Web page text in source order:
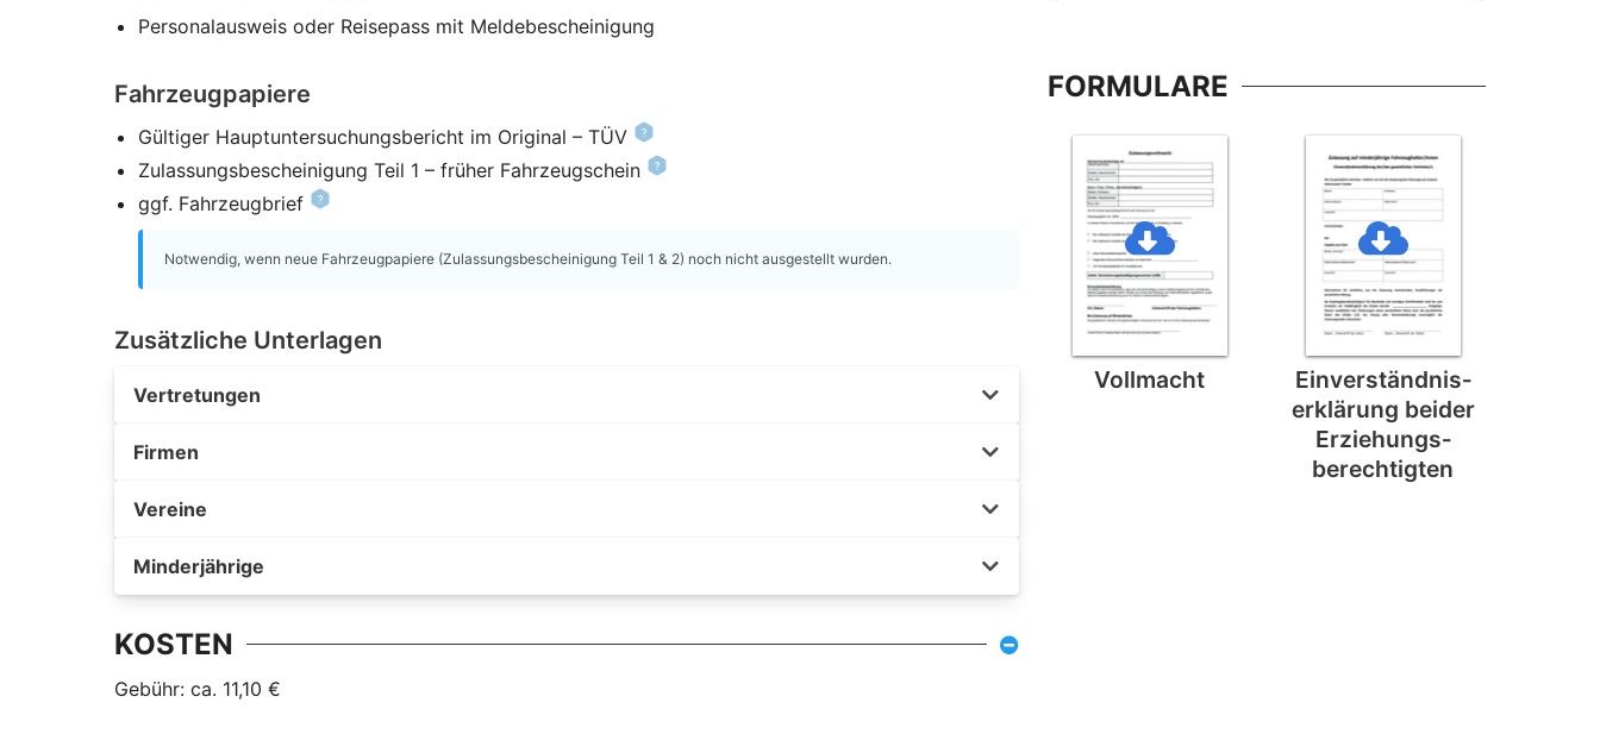
Personalausweis oder Reisepass mit Meldebescheinigung
Fahrzeugpapiere
Gültiger Hauptuntersuchungsbericht im Original – TÜV
Zulassungsbescheinigung Teil 1 – früher Fahrzeugschein
ggf. Fahrzeugbrief
Notwendig, wenn neue Fahrzeugpapiere (Zulassungsbescheinigung Teil 1 & 2) noch nicht ausgestellt wurden.
Zusätzliche Unterlagen
Vertretungen
Firmen
Vereine
Minderjährige
KOSTEN
Gebühr: ca. 11,10 €
FORMULARE
Vollmacht
Einverständnis­
erklärung beider
Erziehungs­
berechtigten